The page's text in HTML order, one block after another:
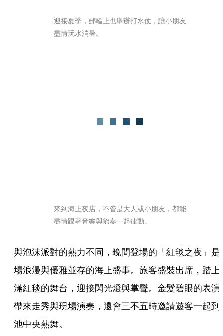
迎接夏季，郵輪上也舉辦打水仗，讓小朋友
盡情玩水消暑。
來到海上夜店，不管是大人或小朋友，都能
盡情跟著音樂與節奏一起律動。
與泡沫派對的熱力不同，晚間登場的「紅毯之夜」是
場浪漫與優雅並存的海上盛事。旅客盛裝出席，踏上
滿紅毯的舞台，迎接閃光燈與掌聲。金髮碧眼的表演
帶來走秀與現場演奏，還會三不五時邀請遊客一起到
池中央熱舞。